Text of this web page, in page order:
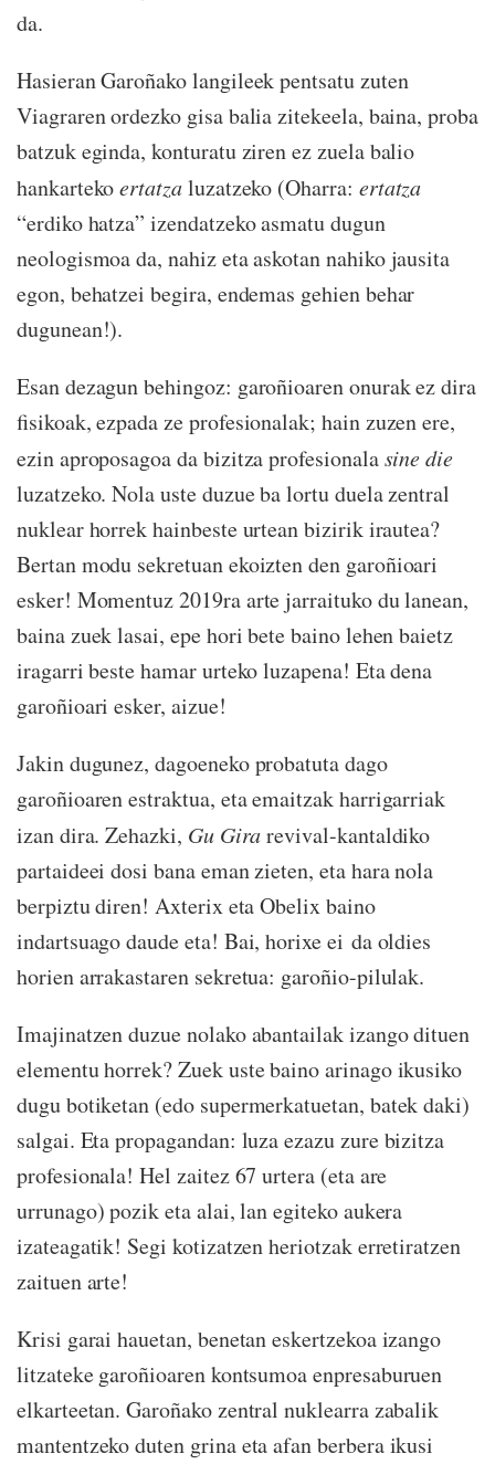
da.
Hasieran Garoñako langileek pentsatu zuten
Viagraren ordezko gisa balia zitekeela, baina, proba
batzuk eginda, konturatu ziren ez zuela balio
hankartekoertatzaluzatzeko (Oharra: ertatza
“erdiko hatza” izendatzeko asmatu dugun
neologismoa da, nahiz eta askotan nahiko jausita
egon, behatzei begira, endemas gehien behar
dugunean!).
Esan dezagun behingoz: garoñioaren onurak ez dira
fisikoak, ezpada ze profesionalak; hain zuzen ere,
ezin aproposagoa da bizitza profesionalasine die
luzatzeko. Nola uste duzue ba lortu duela zentral
nuklear horrek hainbeste urtean bizirik irautea?
Bertan modu sekretuan ekoizten den garoñioari
esker! Momentuz 2019ra arte jarraituko du lanean,
baina zuek lasai, epe hori bete baino lehen baietz
iragarri beste hamar urteko luzapena! Eta dena
garoñioari esker, aizue!
Jakin dugunez, dagoeneko probatuta dago
garoñioaren estraktua, eta emaitzak harrigarriak
izan dira. Zehazki, Gu Girarevival-kantaldiko
partaideei dosi bana eman zieten, eta hara nola
berpiztu diren! Axterix eta Obelix baino
indartsuago daude eta! Bai, horixe ei da oldies
horien arrakastaren sekretua: garoñio-pilulak.
Imajinatzen duzue nolako abantailak izango dituen
elementu horrek? Zuek uste baino arinago ikusiko
dugu botiketan (edo supermerkatuetan, batek daki)
salgai. Eta propagandan: luza ezazu zure bizitza
profesionala! Hel zaitez 67 urtera (eta are
urrunago) pozik eta alai, lan egiteko aukera
izateagatik! Segi kotizatzen heriotzak erretiratzen
zaituen arte!
Krisi garai hauetan, benetan eskertzekoa izango
litzateke garoñioaren kontsumoa enpresaburuen
elkarteetan. Garoñako zentral nuklearra zabalik
mantentzeko duten grina eta afan berbera ikusi